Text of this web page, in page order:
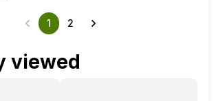
1 2
viewed